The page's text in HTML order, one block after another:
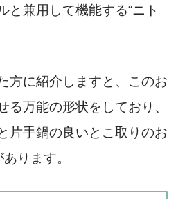
と兼用して機能する“ニト
方に紹介しますと、このお
る万能の形状をしており、
片手鍋の良いとこ取りのお
ります。